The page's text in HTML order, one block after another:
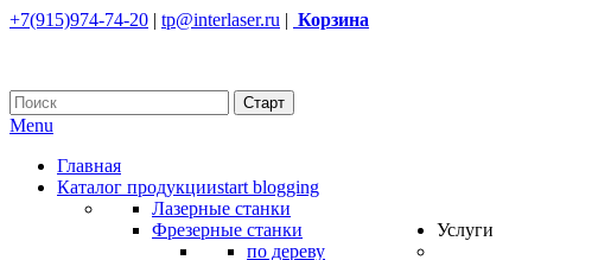
+7(915)974-74-20 | tp@interlaser.ru | Корзина
Menu
Главная
Каталог продукцииstart blogging
Лазерные станки
Фрезерные станки
по дереву
Услуги